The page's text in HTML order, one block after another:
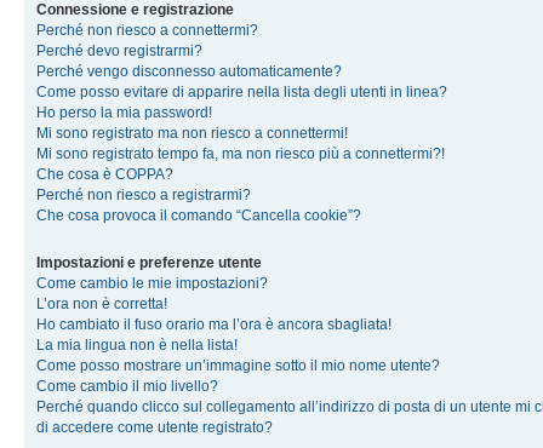
Connessione e registrazione
Perché non riesco a connettermi?
Perché devo registrarmi?
Perché vengo disconnesso automaticamente?
Come posso evitare di apparire nella lista degli utenti in linea?
Ho perso la mia password!
Mi sono registrato ma non riesco a connettermi!
Mi sono registrato tempo fa, ma non riesco più a connettermi?!
Che cosa è COPPA?
Perché non riesco a registrarmi?
Che cosa provoca il comando “Cancella cookie”?
Impostazioni e preferenze utente
Come cambio le mie impostazioni?
L’ora non è corretta!
Ho cambiato il fuso orario ma l’ora è ancora sbagliata!
La mia lingua non è nella lista!
Come posso mostrare un’immagine sotto il mio nome utente?
Come cambio il mio livello?
Perché quando clicco sul collegamento all’indirizzo di posta di un utente mi
di accedere come utente registrato?